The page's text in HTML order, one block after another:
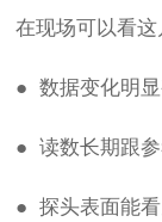
在现场可以看这
● 数据变化明
● 读数长期跟
● 探头表面能